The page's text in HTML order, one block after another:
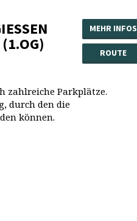
MEHR INFOS
ROUTE
zahlreiche Parkplätze.
durch den die
können.